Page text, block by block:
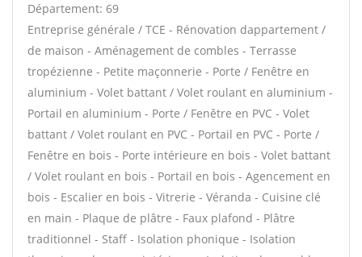
Département: 69
Entreprise générale / TCE - Rénovation dappartement /
de maison - Aménagement de combles - Terrasse
tropézienne - Petite maçonnerie - Porte / Fenêtre en
aluminium - Volet battant / Volet roulant en aluminium -
Portail en aluminium - Porte / Fenêtre en PVC - Volet
battant / Volet roulant en PVC - Portail en PVC - Porte /
Fenêtre en bois - Porte intérieure en bois - Volet battant
/ Volet roulant en bois - Portail en bois - Agencement en
bois - Escalier en bois - Vitrerie - Véranda - Cuisine clé
en main - Plaque de plâtre - Faux plafond - Plâtre
traditionnel - Staff - Isolation phonique - Isolation